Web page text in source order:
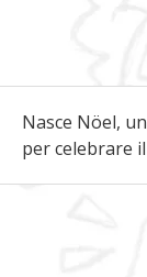
Nasce Nöel,
per celebrare